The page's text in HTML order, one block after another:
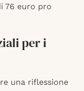
76 euro pro
per i
una riflessione